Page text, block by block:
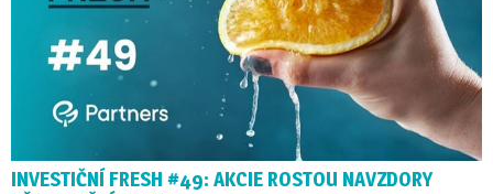
INVESTIČNÍ FRESH #49: AKCIE ROSTOU NAVZDORY